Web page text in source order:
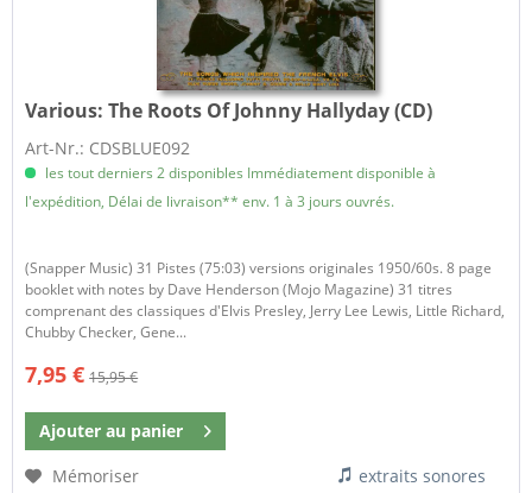
Various: The Roots Of Johnny Hallyday (CD)
Art-Nr.: CDSBLUE092
les tout derniers 2 disponibles Immédiatement disponible à
l'expédition, Délai de livraison** env. 1 à 3 jours ouvrés.
(Snapper Music) 31 Pistes (75:03) versions originales 1950/60s. 8 page
booklet with notes by Dave Henderson (Mojo Magazine) 31 titres
comprenant des classiques d'Elvis Presley, Jerry Lee Lewis, Little Richard,
Chubby Checker, Gene...
7,95 € 15,95 €
Ajouter au panier
Mémoriser
extraits sonores